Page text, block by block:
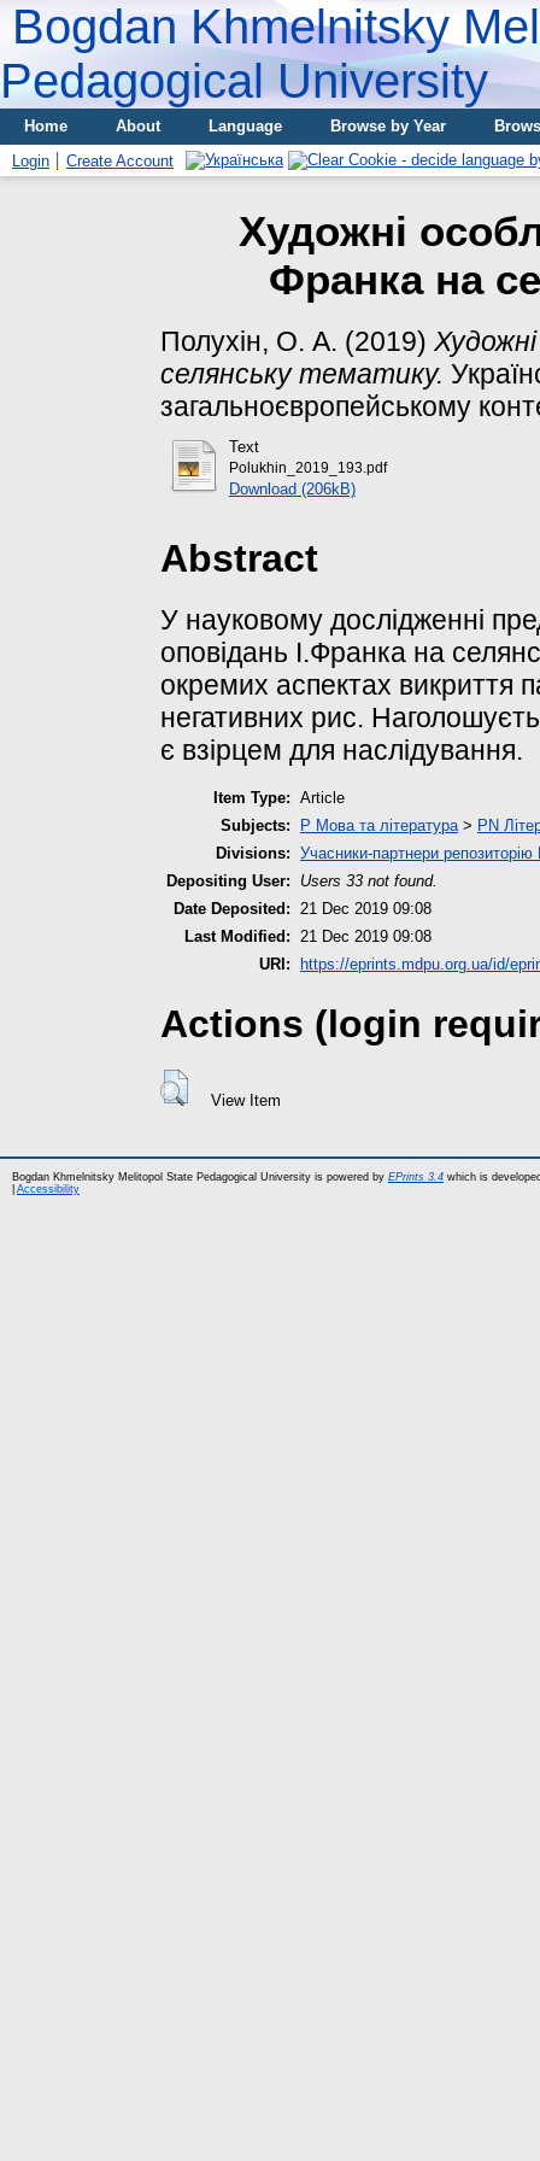
Bogdan Khmelnitsky
Pedagogical University
Home About Language Browse by Year
Login
Create Account
Художні
Франка на
Полухін, О. А. (2019)
селянську тематику.
загальноєвропейському
Text
Polukhin_2019_193.pdf
Download (206kB)
Abstract
У науковому дослідженні
оповідань І.Франка на
окремих аспектах викриття
негативних рис.
є взірцем для наслідування.
Item Type: Article
Subjects:
P Мова та література> PN
Divisions: Учасники-партнери
Depositing User:
Users 33 not found.
Date Deposited: 21 Dec 2019 09:08
Last Modified: 21 Dec 2019 09:08
URI:
https://eprints.mdpu.org.ua/id/
Actions (login
View Item
Bogdan Khmelnitsky Melitopol State Pedagogical University is powered by EPrints 3.4 which is
Accessibility